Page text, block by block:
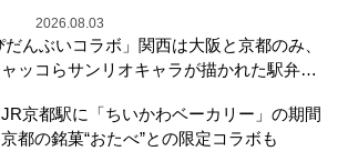
り
2026.08.03
んぶいコラボ」関西は大阪と京都のみ、
ッコらサンリオキャラが描かれた駅弁や
JR京都駅に「ちいかわベーカリー」の期間
都の銘菓“おたべ”との限定コラボも